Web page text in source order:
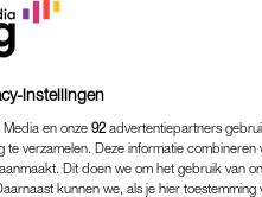
instellingen
en onze 92 advertentiepartners
te verzamelen. Deze informatie
Dit doen we om het gebruik van
kunnen we, als je hier